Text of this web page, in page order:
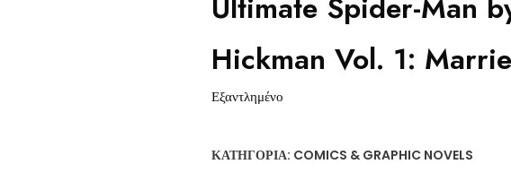
Ultimate Spider-Man
Hickman Vol. 1:
Εξαντλημένο
ΚΑΤΗΓΟΡΊΑ: COMICS & GRAPHIC NOVELS